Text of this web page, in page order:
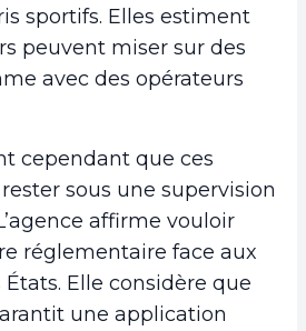
sportifs. Elles estiment
peuvent miser sur des
avec des opérateurs
cependant que ces
sous une supervision
affirme vouloir
réglementaire face aux
Elle considère que
une application